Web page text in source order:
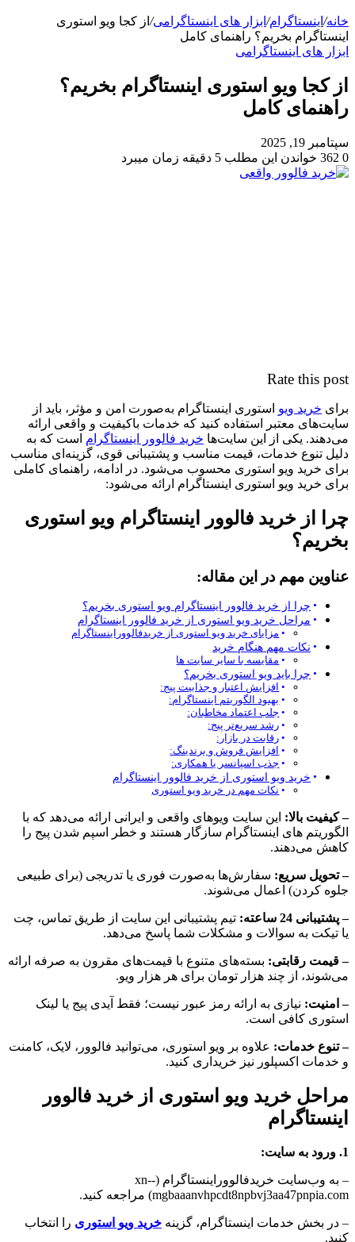
خانه/ اینستاگرام/ ابزار های اینستاگرامی/ از کجا ویو استوری
اینستاگرام بخریم؟ راهنمای کامل
ابزار های اینستاگرامی
از کجا ویو استوری اینستاگرام بخریم؟
راهنمای کامل
سپتامبر 19, 2025
0
خواندن این مطلب 5 دقیقه زمان میبرد
Rate this post
برای خرید ویو استوری اینستاگرام به‌صورت امن و مؤثر، باید از
سایت‌های معتبر استفاده کنید که خدمات باکیفیت و واقعی ارائه
می‌دهند. یکی از این سایت‌ها خرید فالوور اینستاگرام است که به
دلیل تنوع خدمات، قیمت مناسب و پشتیبانی قوی، گزینه‌ای مناسب
برای خرید ویو استوری محسوب می‌شود. در ادامه، راهنمای کاملی
برای خرید ویو استوری اینستاگرام ارائه می‌شود:
چرا از خرید فالوور اینستاگرام ویو استوری
بخریم؟
عناوین مهم در این مقاله:
چرا از خرید فالوور اینستاگرام ویو استوری بخریم؟
مراحل خرید ویو استوری از خرید فالوور اینستاگرام
مزایای خرید ویو استوری از خریدفالووراینستاگرام
نکات مهم هنگام خرید
مقایسه با سایر سایت‌ ها
چرا باید ویو استوری بخریم؟
افزایش اعتبار و جذابیت پیج:
بهبود الگوریتم اینستاگرام:
جلب اعتماد مخاطبان:
رشد سریع‌تر پیج:
رقابت در بازار:
افزایش فروش و برندینگ:
جذب اسپانسر یا همکاری:
خرید ویو استوری از خرید فالوور اینستاگرام
نکات مهم در خرید ویو استوری
– کیفیت بالا: این سایت ویوهای واقعی و ایرانی ارائه می‌دهد که با
الگوریتم‌ های اینستاگرام سازگار هستند و خطر اسپم شدن پیج را
کاهش می‌دهند.
– تحویل سریع: سفارش‌ها به‌صورت فوری یا تدریجی (برای طبیعی
جلوه کردن) اعمال می‌شوند.
– پشتیبانی 24 ساعته:
تیم پشتیبانی این سایت از طریق تماس، چت
یا تیکت به سوالات و مشکلات شما پاسخ می‌دهد.
– قیمت رقابتی: بسته‌های متنوع با قیمت‌های مقرون‌ به‌ صرفه ارائه
می‌شوند، از چند هزار تومان برای هر هزار ویو.
– امنیت: نیازی به ارائه رمز عبور نیست؛ فقط آیدی پیج یا لینک
استوری کافی است.
– تنوع خدمات: علاوه بر ویو استوری، می‌توانید فالوور، لایک، کامنت
و خدمات اکسپلور نیز خریداری کنید.
مراحل خرید ویو استوری از خرید فالوور
اینستاگرام
1. ورود به سایت:
– به وب‌سایت خریدفالووراینستاگرام (xn--
mgbaaanvhpcdt8npbvj3aa47pnpia.com) مراجعه کنید.
– در بخش خدمات اینستاگرام، گزینه خرید ویو استوری را انتخاب
کنید.